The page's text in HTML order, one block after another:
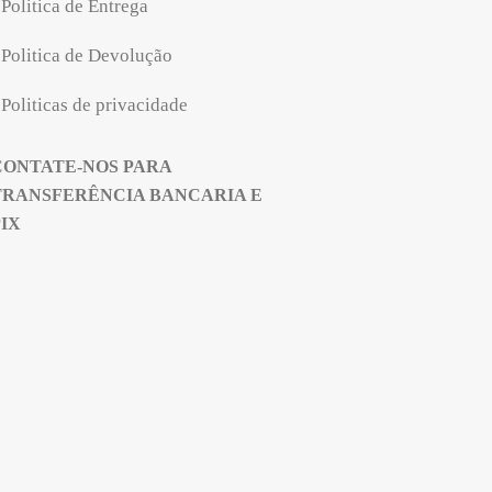
Politica de Entrega
Politica de Devolução
Politicas de privacidade
NOS PARA
BANCARIA E